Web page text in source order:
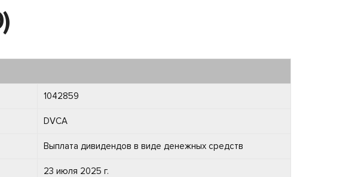
1042859
DVCA
Выплата дивидендов в виде денежных средств
23 июля 2025 г.